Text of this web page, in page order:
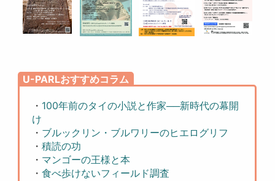
U-PARLおすすめコラム
・ 100年前のタイの小説と作家──新時代の幕開
け
・ ブルックリン・ブルワリーのヒエログリフ
・積読の功
・ マンゴーの王様と本
・食べ歩けないフィールド調査